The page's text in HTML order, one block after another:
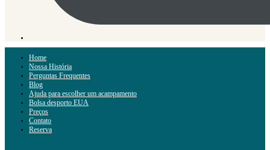
Home
Nossa História
Perguntas Frequentes
Blog
Ajuda para escolher um acampamento
Bolsa desporto EUA
Preços
Contato
Reserva